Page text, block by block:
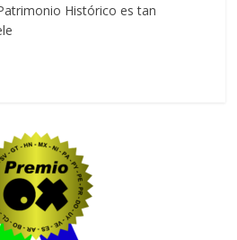
Histórico es tan